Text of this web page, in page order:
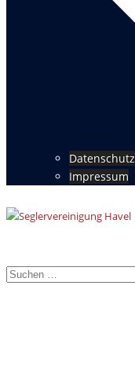
Datenschutz
Impressum
umschalten
Suchen
nach: